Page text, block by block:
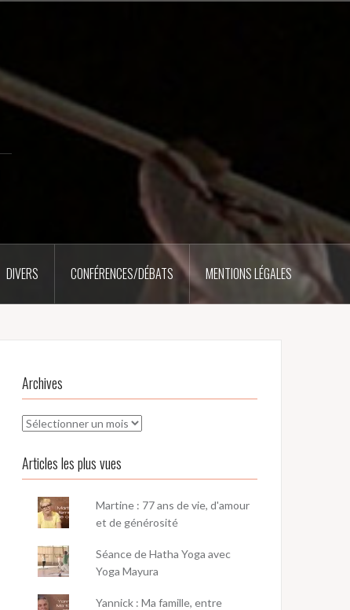
DIVERS CONFÉRENCES/DÉBATS MENTIONS LÉGALES
Archives
Archives
Articles les plus vues
Martine : 77 ans de vie, d'amour
et de générosité
Séance de Hatha Yoga avec
Yoga Mayura
Yannick : Ma famille, entre